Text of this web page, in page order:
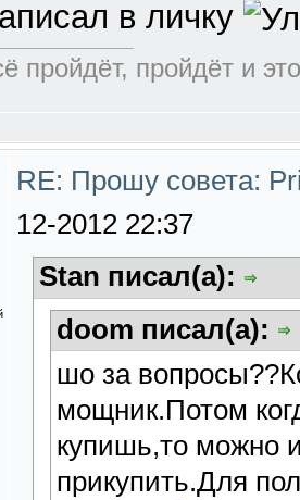
в личку
пройдёт, пройдёт и
RE: Прошу совета:
12-2012 22:37
Stan писал(а):
doom писал(а):
шо за
мощник.Потом
купишь,то можно
прикупить.Для